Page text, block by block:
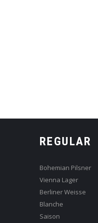
REGULAR
Bohemian Pilsner
Vienna Lager
Berliner Weisse
Blanche
Saison